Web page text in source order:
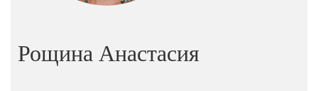
Рощина Анастасия